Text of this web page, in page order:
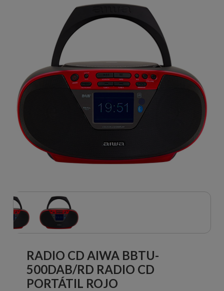
RADIO CD AIWA BBTU-
500DAB/RD RADIO CD
PORTÁTIL ROJO